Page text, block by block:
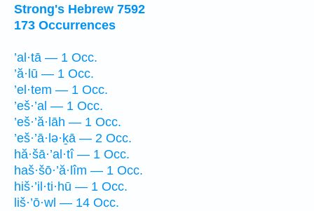
Strong's Hebrew 7592
173 Occurrences
’al·tā — 1 Occ.
’ă·lū — 1 Occ.
’el·tem — 1 Occ.
’eš·’al — 1 Occ.
’eš·’ă·lāh — 1 Occ.
’eš·’ā·lə·ḵā — 2 Occ.
hă·šā·’al·tî — 1 Occ.
haš·šō·’ă·lîm — 1 Occ.
hiš·’il·ti·hū — 1 Occ.
liš·’ō·wl — 14 Occ.